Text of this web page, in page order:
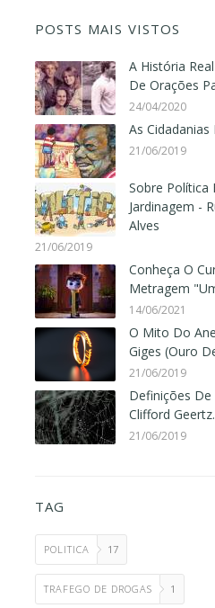
POSTS MAIS VISTOS
A História
De Orações
24/04/2020
As Cidadanias
21/06/2019
Sobre Política
Jardinagem -
Alves
21/06/2019
Conheça O
Metragem
14/06/2021
O Mito Do
Giges (Ouro
21/06/2019
Definições De
Clifford Geertz.
21/06/2019
TAG
POLITICA 17
TRAFEGO DE DROGAS 1